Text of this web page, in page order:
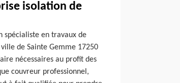
isolation de
spécialiste en travaux de
de Sainte Gemme 17250
nécessaires au profit des
couvreur professionnel,